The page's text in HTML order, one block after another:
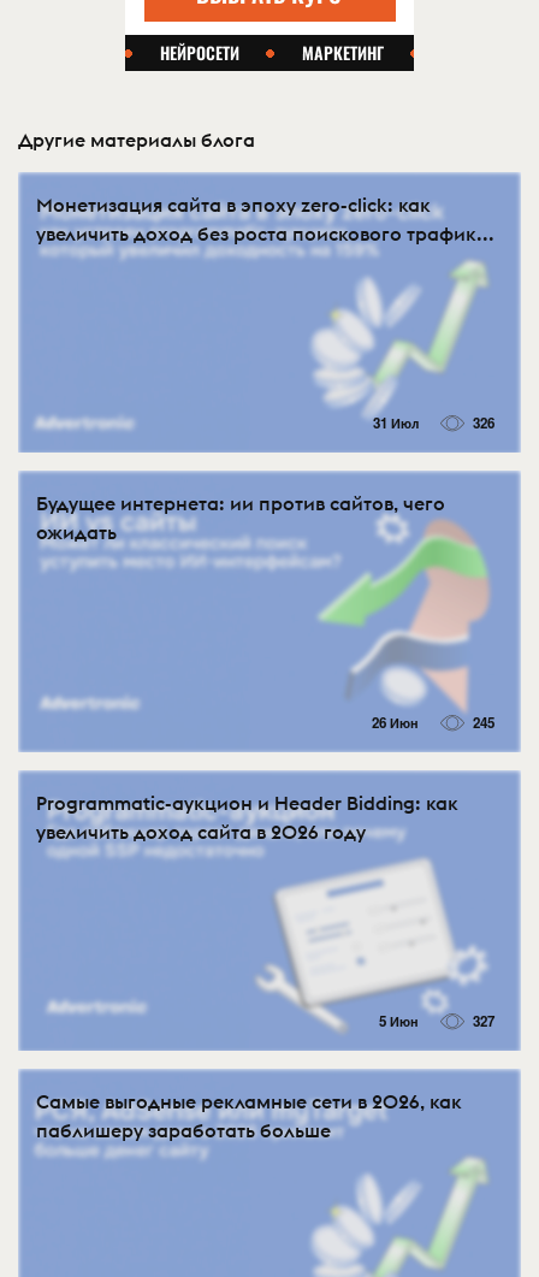
Другие материалы блога
Монетизация сайта в эпоху zero-click: как
увеличить доход без роста поискового трафик...
31 Июл 326
Будущее интернета: ии против сайтов, чего
ожидать
26 Июн 245
Programmatic-аукцион и Header Bidding: как
увеличить доход сайта в 2026 году
5 Июн 327
Самые выгодные рекламные сети в 2026, как
паблишеру заработать больше